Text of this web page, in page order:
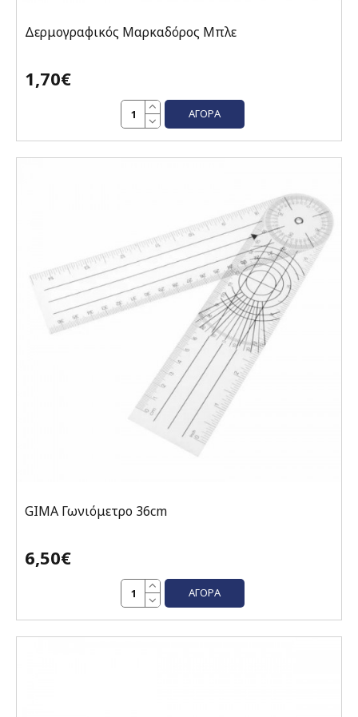
Δερμογραφικός Μαρκαδόρος Μπλε
1,70€
ΑΓΟΡΆ
GIMA Γωνιόμετρο 36cm
6,50€
ΑΓΟΡΆ